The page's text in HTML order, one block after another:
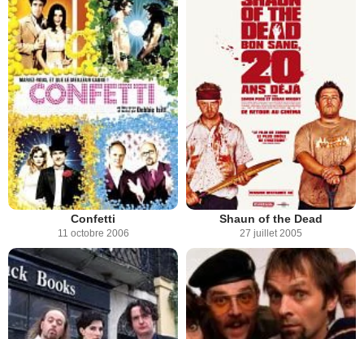
Confetti
11 octobre 2006
Shaun of the Dead
27 juillet 2005